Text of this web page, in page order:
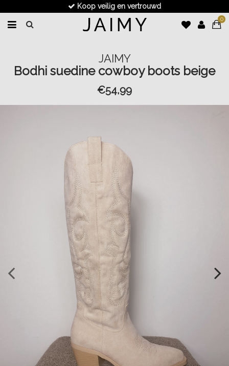
Koop veilig en vertrouwd
0
JAIMY
Bodhi suedine cowboy boots beige
€54,99